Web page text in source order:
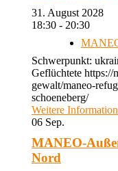
31. August 2028
18:30 - 20:30
Schwerpunkt:
Geflüchtete https://
gewalt/maneo-
schoeneberg/
Weitere
06 Sep.
MANEO-
Nord